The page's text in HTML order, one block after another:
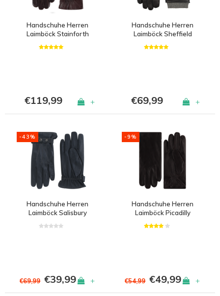
Handschuhe Herren
Laimböck Stainforth
€119,99 +
Handschuhe Herren
Laimböck Sheffield
€69,99 +
-43%
Handschuhe Herren
Laimböck Salisbury
€69,99 €39,99 +
-9%
Handschuhe Herren
Laimböck Picadilly
€54,99 €49,99 +